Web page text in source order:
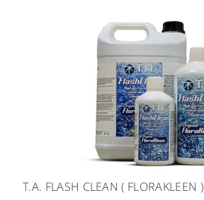
T.A. FLASH CLEAN ( FLORAKLEEN )